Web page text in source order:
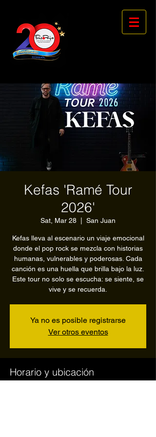
Kefas 'Ramé Tour
2026'
Sat, Mar 28 San Juan
Kefas lleva al escenario un viaje emocional
donde el pop rock se mezcla con historias
humanas, vulnerables y poderosas. Cada
canción es una huella que brilla bajo la luz.
Este tour no solo se escucha: se siente, se
vive y se recuerda.
Ya no es posible registrarse
Ver otros eventos
Horario y ubicación